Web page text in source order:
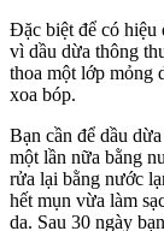
Đặc biệt để có hiệu
vì dầu dừa thông
thoa một lớp mỏng
xoa bóp.
Bạn cần để dầu
một lần nữa bằng
rửa lại bằng nước
hết mụn vừa làm
da. Sau 30 ngày